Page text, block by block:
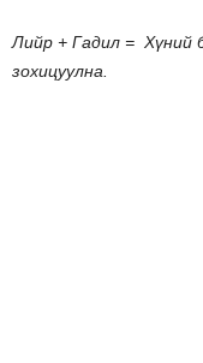
Лийр + Гадил = Хүний
зохицуулна